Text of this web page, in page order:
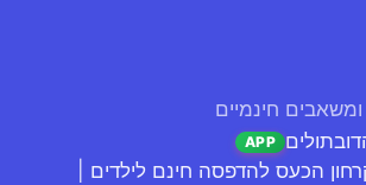
חינמיים
APP
הכעס להדפסה חינם לילדים |